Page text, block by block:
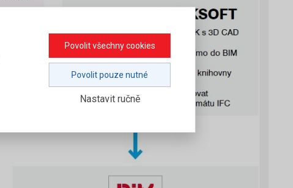
Povolit všechny cookies
Povolit pouze nutné
Nastavit ručně